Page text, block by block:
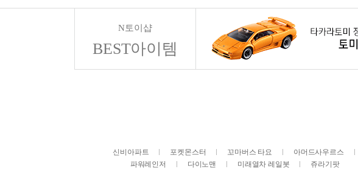
N토이샵
BEST아이템
신비아파트 포켓몬스터 꼬마버스 타요 아머드사우르스
파워레인저
다이노맨 미래열차 레일봇 쥬라기팟